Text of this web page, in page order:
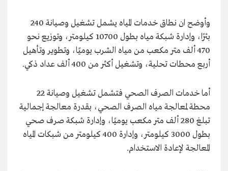
وأوضح ان نطاق خدمات المياه يشمل تشغيل وصيانة 240
بئرًا، وإدارة شبكة مياه بطول 10700 كيلومتر، وتوزيع نحو
470 ألف متر مكعب من مياه الشرب يوميًا، وتطوير وتأهيل
أربع محطات تحلية، وتشغيل أكثر من 400 ألف عداد ذكي.
أما خدمات الصرف الصحي فتشمل تشغيل وصيانة 22
محطة لمعالجة مياه الصرف الصحي، بقدرة معالجة إجمالية
تبلغ 280 ألف متر مكعب يوميًا، وإدارة شبكة صرف صحي
بطول 3000 كيلومتر، وإدارة 400 كيلومتر من شبكات المياه
المعالجة لإعادة الاستخدام.